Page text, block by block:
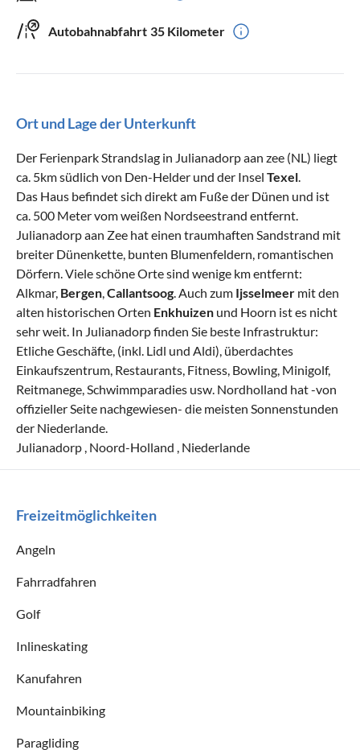
Autobahnabfahrt 35 Kilometer
Ort und Lage der Unterkunft
Der Ferienpark Strandslag in Julianadorp aan zee (NL) liegt
ca. 5km südlich von Den-Helder und der Insel Texel
Das Haus befindet sich direkt am Fuße der Dünen und ist
ca. 500 Meter vom weißen Nordseestrand entfernt.
Julianadorp aan Zee hat einen traumhaften Sandstrand mit
breiter Dünenkette, bunten Blumenfeldern, romantischen
Dörfern. Viele schöne Orte sind wenige km entfernt:
Alkmar, Bergen Callantsoog . Auch zum Ijsselmeer mit den
alten historischen Orten Enkhuizen und Hoorn ist es nicht
sehr weit. In Julianadorp finden Sie beste Infrastruktur:
Etliche Geschäfte, (inkl. Lidl und Aldi), überdachtes
Einkaufszentrum, Restaurants, Fitness, Bowling, Minigolf,
Reitmanege, Schwimmparadies usw. Nordholland hat -von
offizieller Seite nachgewiesen- die meisten Sonnenstunden
der Niederlande.
Julianadorp , Noord-Holland , Niederlande
Freizeitmöglichkeiten
Angeln
Fahrradfahren
Golf
Inlineskating
Kanufahren
Mountainbiking
Paragliding